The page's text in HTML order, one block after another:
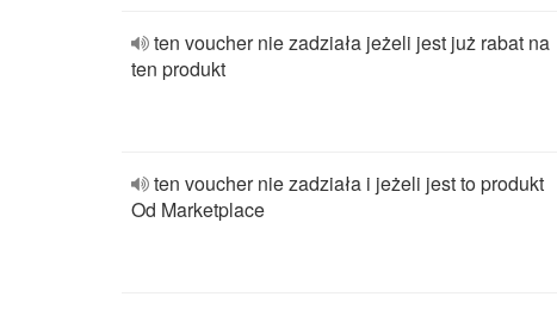
ten voucher nie zadziała jeżeli jest już rabat na
ten produkt
ten voucher nie zadziała i jeżeli jest to produkt
Od Marketplace